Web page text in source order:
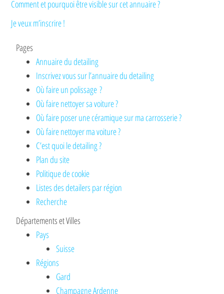
Comment et pourquoi être visible sur cet annuaire ?
Je veux m’inscrire !
Pages
Annuaire du detailing
Inscrivez vous sur l’annuaire du detailing
Où faire un polissage ?
Où faire nettoyer sa voiture ?
Où faire poser une céramique sur ma carrosserie ?
Où faire nettoyer ma voiture ?
C’est quoi le detailing ?
Plan du site
Politique de cookie
Listes des detailers par région
Recherche
Départements et Villes
Pays
Suisse
Régions
Gard
Champagne Ardenne